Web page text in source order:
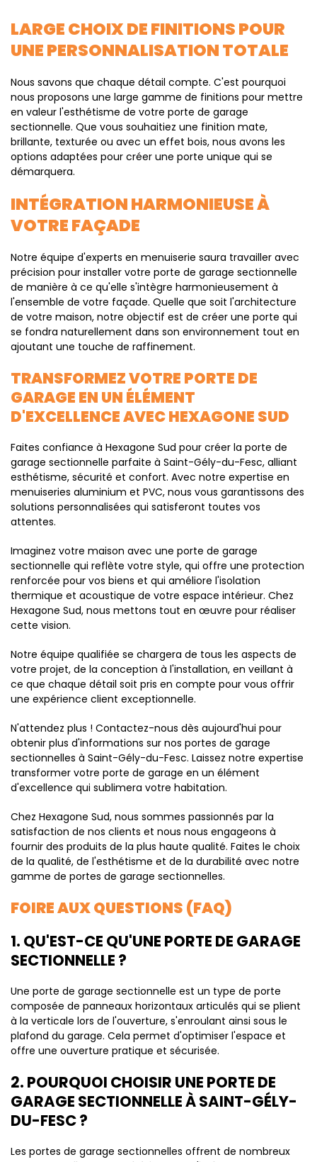
LARGE CHOIX DE FINITIONS POUR
UNE PERSONNALISATION TOTALE
Nous savons que chaque détail compte. C'est pourquoi
nous proposons une large gamme de finitions pour mettre
en valeur l'esthétisme de votre porte de garage
sectionnelle. Que vous souhaitiez une finition mate,
brillante, texturée ou avec un effet bois, nous avons les
options adaptées pour créer une porte unique qui se
démarquera.
INTÉGRATION HARMONIEUSE À
VOTRE FAÇADE
Notre équipe d'experts en menuiserie saura travailler avec
précision pour installer votre porte de garage sectionnelle
de manière à ce qu'elle s'intègre harmonieusement à
l'ensemble de votre façade. Quelle que soit l'architecture
de votre maison, notre objectif est de créer une porte qui
se fondra naturellement dans son environnement tout en
ajoutant une touche de raffinement.
TRANSFORMEZ VOTRE PORTE DE
GARAGE EN UN ÉLÉMENT
D'EXCELLENCE AVEC HEXAGONE SUD
Faites confiance à Hexagone Sud pour créer la porte de
garage sectionnelle parfaite à Saint-Gély-du-Fesc, alliant
esthétisme, sécurité et confort. Avec notre expertise en
menuiseries aluminium et PVC, nous vous garantissons des
solutions personnalisées qui satisferont toutes vos
attentes.
Imaginez votre maison avec une porte de garage
sectionnelle qui reflète votre style, qui offre une protection
renforcée pour vos biens et qui améliore l'isolation
thermique et acoustique de votre espace intérieur. Chez
Hexagone Sud, nous mettons tout en œuvre pour réaliser
cette vision.
Notre équipe qualifiée se chargera de tous les aspects de
votre projet, de la conception à l'installation, en veillant à
ce que chaque détail soit pris en compte pour vous offrir
une expérience client exceptionnelle.
N'attendez plus ! Contactez-nous dès aujourd'hui pour
obtenir plus d'informations sur nos portes de garage
sectionnelles à Saint-Gély-du-Fesc. Laissez notre expertise
transformer votre porte de garage en un élément
d'excellence qui sublimera votre habitation.
Chez Hexagone Sud, nous sommes passionnés par la
satisfaction de nos clients et nous nous engageons à
fournir des produits de la plus haute qualité. Faites le choix
de la qualité, de l'esthétisme et de la durabilité avec notre
gamme de portes de garage sectionnelles.
FOIRE AUX QUESTIONS (FAQ)
1. QU'EST-CE QU'UNE PORTE DE GARAGE
SECTIONNELLE ?
Une porte de garage sectionnelle est un type de porte
composée de panneaux horizontaux articulés qui se plient
à la verticale lors de l'ouverture, s'enroulant ainsi sous le
plafond du garage. Cela permet d'optimiser l'espace et
offre une ouverture pratique et sécurisée.
2. POURQUOI CHOISIR UNE PORTE DE
GARAGE SECTIONNELLE À SAINT-GÉLY-
DU-FESC ?
Les portes de garage sectionnelles offrent de nombreux